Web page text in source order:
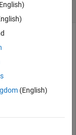
(English)